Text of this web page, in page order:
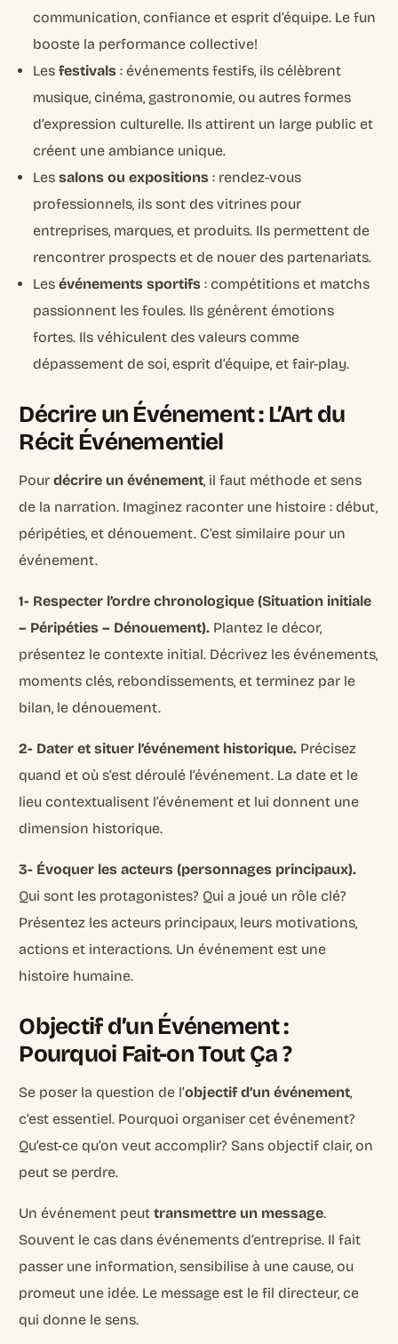
communication, confiance et esprit d’équipe. Le fun
booste la performance collective!
Lesfestivals : événements festifs, ils célèbrent
musique, cinéma, gastronomie, ou autres formes
d’expression culturelle. Ils attirent un large public et
créent une ambiance unique.
Lessalons ou expositions : rendez-vous
professionnels, ils sont des vitrines pour
entreprises, marques, et produits. Ils permettent de
rencontrer prospects et de nouer des partenariats.
Lesévénements sportifs : compétitions et matchs
passionnent les foules. Ils génèrent émotions
fortes. Ils véhiculent des valeurs comme
dépassement de soi, esprit d’équipe, et fair-play.
Décrire un Événement : L’Art du
Récit Événementiel
Pourdécrire un événement, il faut méthode et sens
de la narration. Imaginez raconter une histoire : début,
péripéties, et dénouement. C’est similaire pour un
événement.
1- Respecter l’ordre chronologique (Situation initiale
– Péripéties – Dénouement). Plantez le décor,
présentez le contexte initial. Décrivez les événements,
moments clés, rebondissements, et terminez par le
bilan, le dénouement.
2- Dater et situer l’événement historique. Précisez
quand et où s’est déroulé l’événement. La date et le
lieu contextualisent l’événement et lui donnent une
dimension historique.
3- Évoquer les acteurs (personnages principaux).
Qui sont les protagonistes? Qui a joué un rôle clé?
Présentez les acteurs principaux, leurs motivations,
actions et interactions. Un événement est une
histoire humaine.
Objectif d’un Événement :
Pourquoi Fait-on Tout Ça ?
Se poser la question de l’objectif d’un événement,
c’est essentiel. Pourquoi organiser cet événement?
Qu’est-ce qu’on veut accomplir? Sans objectif clair, on
peut se perdre.
Un événement peuttransmettre un message.
Souvent le cas dans événements d’entreprise. Il fait
passer une information, sensibilise à une cause, ou
promeut une idée. Le message est le fil directeur, ce
qui donne le sens.